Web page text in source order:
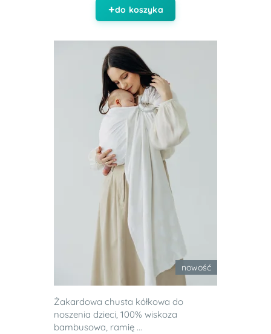
do koszyka
nowość
Żakardowa chusta kółkowa do
noszenia dzieci, 100% wiskoza
bambusowa, ramię ...